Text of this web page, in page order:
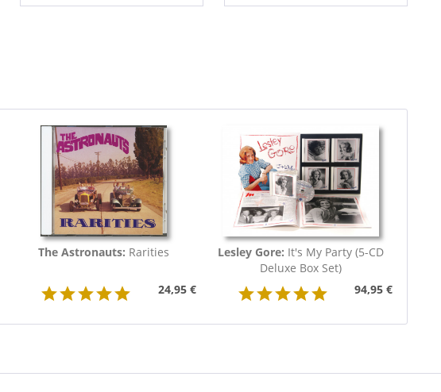
The Astronauts: Rarities
24,95 €
Lesley Gore: It's My Party (5-CD
Deluxe Box Set)
94,95 €